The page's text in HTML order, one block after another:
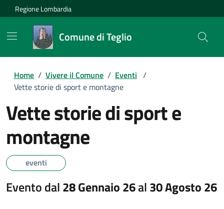
Regione Lombardia
Comune di Teglio
Home / Vivere il Comune / Eventi /
Vette storie di sport e montagne
Vette storie di sport e
montagne
eventi
Evento dal28 Gennaio 26al30 Agosto 26